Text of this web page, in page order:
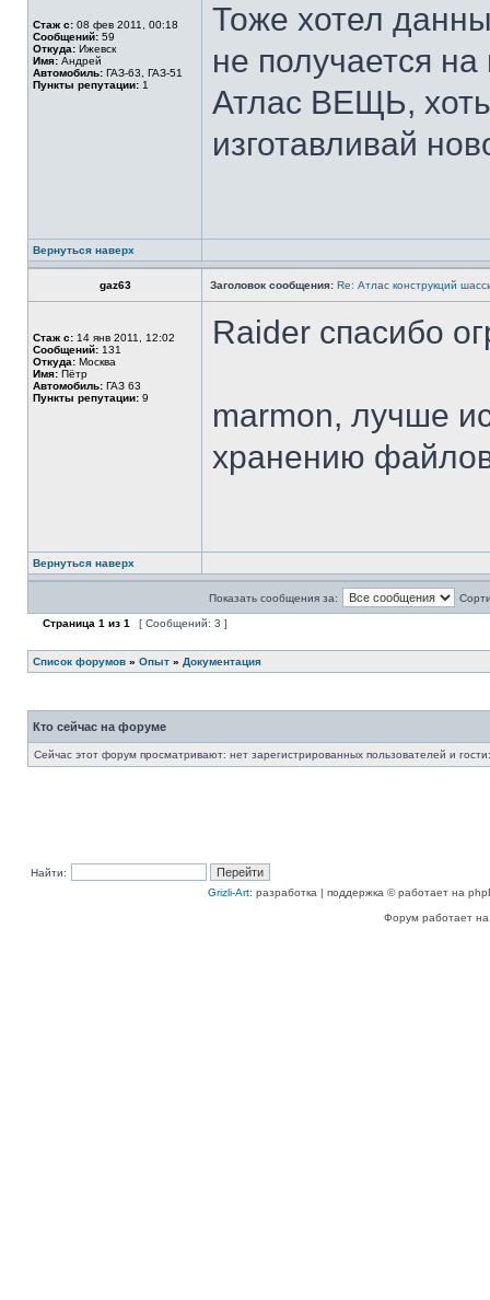
Стаж с: 08 фев 2011, 00:18
Сообщений: 59
Откуда: Ижевск
Имя: Андрей
Автомобиль: ГАЗ-63, ГАЗ-51
Пункты репутации: 1
Тоже хотел
не получается
Атлас ВЕЩЬ,
изготавливай
Вернуться наверх
gaz63 Заголовок сообщения: Re: Атлас конструкций
Стаж с: 14 янв 2011, 12:02
Сообщений: 131
Откуда: Москва
Имя: Пётр
Автомобиль: ГАЗ 63
Пункты репутации: 9
Raider спасибо
marmon, лучше
хранению
Вернуться наверх
Показать сообщения за:
Страница 1 из 1 [ Сообщений: 3 ]
Список форумов » Опыт » Документация
Кто сейчас на форуме
Сейчас этот форум просматривают: нет зарегистрированных пользователей и
Найти:
Grizli-Art: разработка | поддержка © работает на
Форум работает